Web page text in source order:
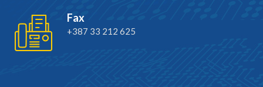
Fax
+387 33 212 625